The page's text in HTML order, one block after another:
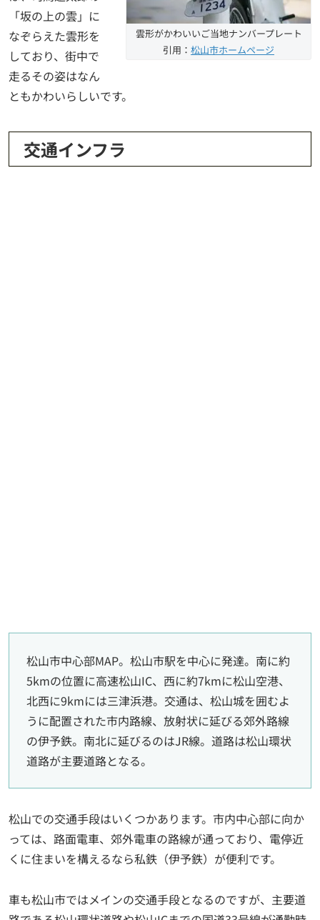
雲形がかわいいご当地ナンバープレート
引用： 松山市ホームページ
「坂の上の雲」に
なぞらえた雲形を
しており、街中で
走るその姿はなん
ともかわいらしいです。
交通インフラ
松山市中心部MAP。松山市駅を中心に発達。南に約
5kmの位置に高速松山IC、西に約7kmに松山空港、
北西に9kmには三津浜港。交通は、松山城を囲むよ
うに配置された市内路線、放射状に延びる郊外路線
の伊予鉄。南北に延びるのはJR線。道路は松山環状
道路が主要道路となる。
松山での交通手段はいくつかあります。市内中心部に向か
っては、路面電車、郊外電車の路線が通っており、電停近
くに住まいを構えるなら私鉄（伊予鉄）が便利です。
車も松山市ではメインの交通手段となるのですが、主要道